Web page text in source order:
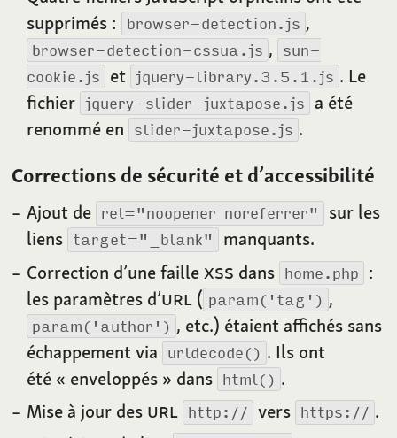
supprimés : browser-detection.js ,
browser-detection-cssua.js , sun-
cookie.js et jquery-library.3.5.1.js . Le
fichier jquery-slider-juxtapose.js a été
renommé en slider-juxtapose.js .
Corrections de sécurité et d’accessibilité
Ajout de rel="noopener noreferrer"
sur les
liens target="_blank"
manquants.
Correction d’une failleXSS dans home.php :
les paramètres d’URL ( param('tag') ,
param('author') , etc.) étaient affichés sans
échappement via urldecode() . Ils ont
été « enveloppés » dans html() .
Mise à jour des URL http:// vers https:// .